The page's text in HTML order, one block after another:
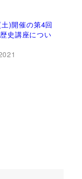
)開催の第4回
史講座につい